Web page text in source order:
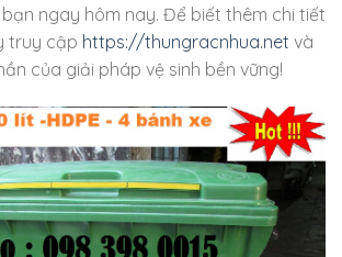
ngay hôm nay. Để biết thêm chi tiết
truy cập https://thungracnhua.net và
của giải pháp vệ sinh bền vững!